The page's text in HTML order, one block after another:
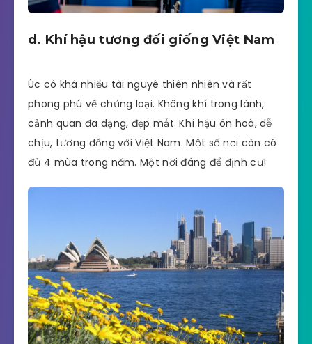
d. Khí hậu tương đối giống Việt Nam
Úc có khá nhiều tài nguyê thiên nhiên và rất
phong phú về chủng loại. Không khí trong lành,
cảnh quan đa dạng, đẹp mắt. Khí hậu ôn hoà, dễ
chịu, tương đồng với Việt Nam. Một số nơi còn có
đủ 4 mùa trong năm. Một nơi đáng để định cư!